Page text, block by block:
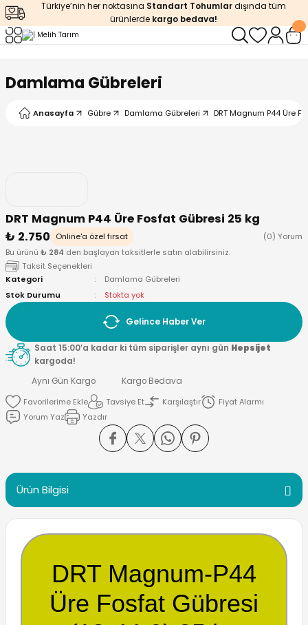
Türkiye’nin her noktasına Standart Tohumlardışında tüm
ürünlerde kargo bedava!
Damlama Gübreleri
Anasayfa Gübre Damlama Gübreleri DRT Magnum P44 Üre
DRT Magnum P44 Üre Fosfat Gübresi 25 kg
₺ 2.750
Online'a özel fırsat
(0) Yorum
Bu ürünü ₺ 284 den başlayan taksitlerle satın alabilirsiniz.
Taksit Seçenekleri
Kategori
Damlama Gübreleri
Stok Durumu
Stokta yok
Gelince Haber Ver
Saat 15:00’a kadar ki tüm siparişler aynı gün Hepsijet
kargoda!
Aynı Gün Kargo
Kargo Bedava
Tavsiye Et
Karşılaştır
Fiyat Alarmı
Yorum Yaz
Yazdır
Ürün Bilgisi
DRT Magnum-P44
Üre Fosfat Gübresi
Geri Dön
Geri Dön
Geri Dön
Geri Dön
Ürünleri
Geri Dön